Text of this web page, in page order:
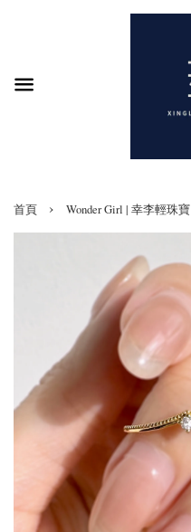
首頁 › Wonder Girl | 幸李輕珠寶